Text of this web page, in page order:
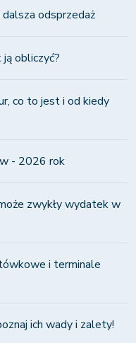
odsprzedaż
obliczyć?
co to jest i od kiedy
- 2026 rok
zwykły wydatek w
i terminale
ich wady i zalety!